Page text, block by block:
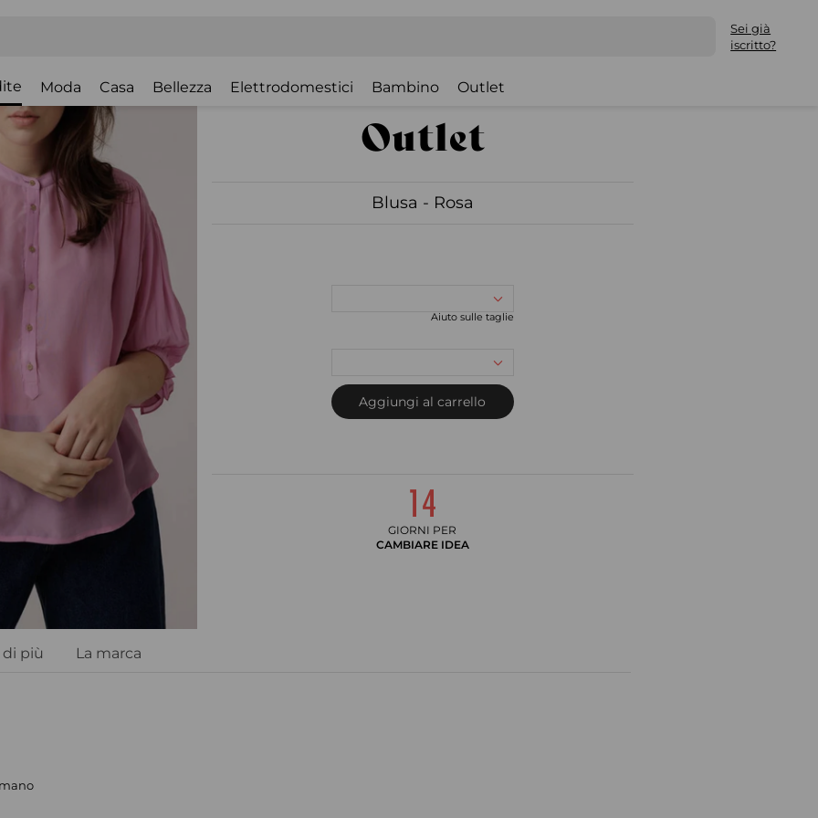
Sei già
iscritto?
Moda Casa Bellezza Elettrodomestici Bambino Outlet
Blusa - Rosa
Aiuto sulle taglie
Aggiungi al carrello
GIORNI PER
CAMBIARE IDEA
più La marca